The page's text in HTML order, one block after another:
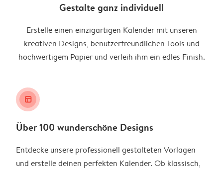
Gestalte ganz individuell
Erstelle einen einzigartigen Kalender mit unseren
kreativen Designs, benutzerfreundlichen Tools und
hochwertigem Papier und verleih ihm ein edles Finish.
layout_alt
Über 100 wunderschöne Designs
Entdecke unsere professionell gestalteten Vorlagen
und erstelle deinen perfekten Kalender. Ob klassisch,